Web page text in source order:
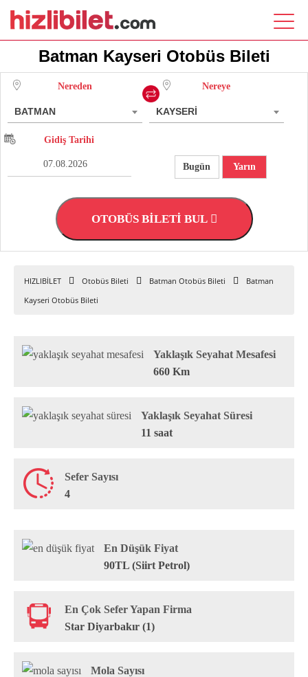
Batman Kayseri Otobüs Bileti
Nereden
BATMAN
Nereye
KAYSERİ
Gidiş Tarihi
Bugün Yarın
OTOBÜS BİLETİ BUL
HIZLIBİLET Otobüs Bileti Batman Otobüs Bileti
Batman
Kayseri Otobüs Bileti
Yaklaşık Seyahat Mesafesi
660 Km
Yaklaşık Seyahat Süresi
11 saat
Sefer Sayısı
4
En Düşük Fiyat
90TL (Siirt Petrol)
En Çok Sefer Yapan Firma
Star Diyarbakır (1)
Mola Sayısı